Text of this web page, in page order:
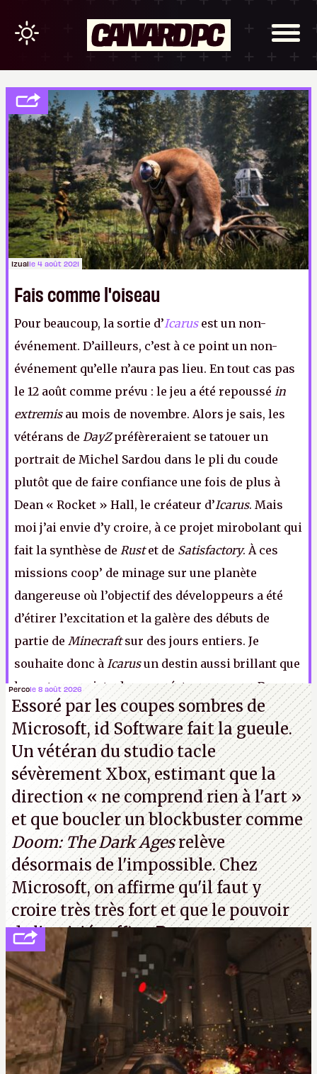
Izualle 4 août 2021
Fais comme l'oiseau
Pour beaucoup, la sortie d’Icarusest un non-
événement. D’ailleurs, c’est à ce point un non-
événement qu’elle n’aura pas lieu. En tout cas pas
le 12 août comme prévu : le jeu a été repoussé in
extremisau mois de novembre. Alors je sais, les
vétérans de DayZpréfèreraient se tatouer un
portrait de Michel Sardou dans le pli du coude
plutôt que de faire confiance une fois de plus à
Dean « Rocket » Hall, le créateur d’Icarus. Mais
moi j’ai envie d’y croire, à ce projet mirobolant qui
fait la synthèse de Rustet de Satisfactory. À ces
missions coop’ de minage sur une planète
dangereuse où l’objectif des développeurs a été
d’étirer l’excitation et la galère des débuts de
partie de Minecraftsur des jours entiers. Je
souhaite donc à Icarusun destin aussi brillant que
les autres projets de son créateur, commeDay …
Euh,Ion… Non,Stationee… Non plus, mais bon ayez
confiance quoi, zut !I.
Percole 8 août 2026
Essoré par les coupes sombres de
Microsoft, id Software fait la gueule.
Un vétéran du studiotacle
sévèrement Xbox, estimant que la
direction« ne comprend rien à l'art »
et que boucler un blockbuster comme
Doom: The Dark Agesrelève
désormais de l'impossible. Chez
Microsoft, on affirme qu'il faut y
croire très très fort et que le pouvoir
de l'amitié suffira.P.